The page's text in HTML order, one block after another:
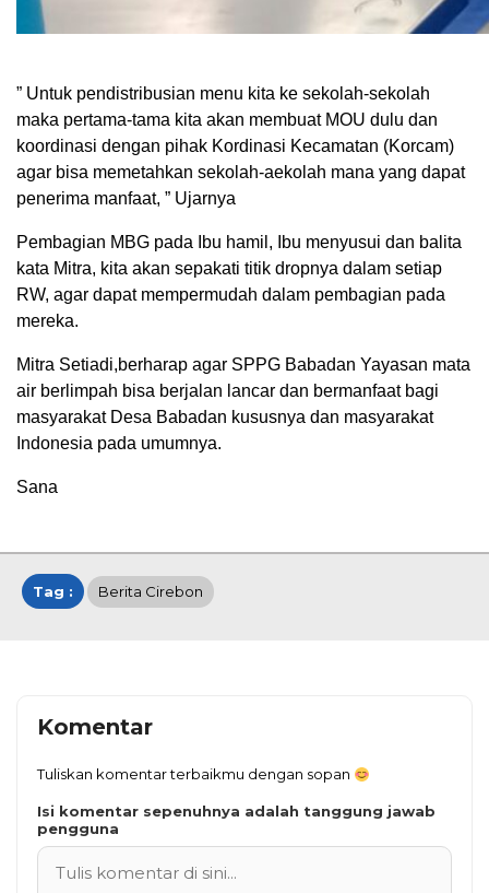
” Untuk pendistribusian menu kita ke sekolah-sekolah
maka pertama-tama kita akan membuat MOU dulu dan
koordinasi dengan pihak Kordinasi Kecamatan (Korcam)
agar bisa memetahkan sekolah-aekolah mana yang dapat
penerima manfaat, ” Ujarnya
Pembagian MBG pada Ibu hamil, Ibu menyusui dan balita
kata Mitra, kita akan sepakati titik dropnya dalam setiap
RW, agar dapat mempermudah dalam pembagian pada
mereka.
Mitra Setiadi,berharap agar SPPG Babadan Yayasan mata
air berlimpah bisa berjalan lancar dan bermanfaat bagi
masyarakat Desa Babadan kususnya dan masyarakat
Indonesia pada umumnya.
Sana
Tag : Berita Cirebon
Komentar
Tuliskan komentar terbaikmu dengan sopan
Isi komentar sepenuhnya adalah tanggung jawab
pengguna